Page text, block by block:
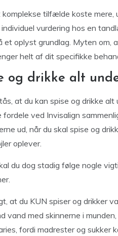
tilfælde koste
vurdering hos en
et oplyst grundlag. Myten om,
helt af dit specifikke
og drikke alt
at du kan spise og drikke
ved Invisalign
ud, når du skal spise og
oplever.
du dog stadig følge nogle
at du KUN spiser og drikker
vand med skinnerne i
fordi madrester og